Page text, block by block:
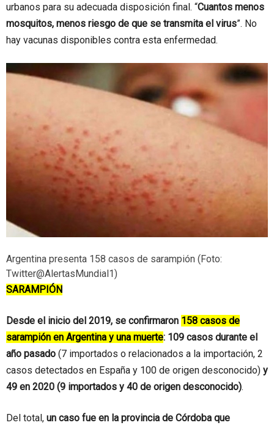
urbanos para su adecuada disposición final. “Cuantos menos
mosquitos, menos riesgo de que se transmita el virus”. No
hay vacunas disponibles contra esta enfermedad.
Argentina presenta 158 casos de sarampión (Foto:
Twitter@AlertasMundial1)
SARAMPIÓN
Desde el inicio del 2019, se confirmaron 158 casos de
sarampión en Argentina y una muerte: 109 casos durante el
año pasado (7 importados o relacionados a la importación, 2
casos detectados en España y 100 de origen desconocido) y
49 en 2020 (9 importados y 40 de origen desconocido).
Del total, un caso fue en la provincia de Córdoba que